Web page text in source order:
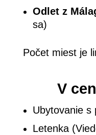
Odlet z
sa)
Počet miest je
V
Ubytovanie s
Letenka